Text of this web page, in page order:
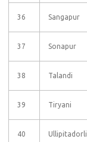
36 Sangapur
37 Sonapur
38 Talandi
39 Tiryani
40 Ullipitadorli